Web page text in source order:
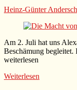
Heinz-Günter
Am 2. Juli hat uns
Beschämung
weiterlesen
Weiterlesen